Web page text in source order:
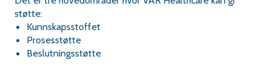
støtte:
Kunnskapsstoffet
Prosesstøtte
Beslutningsstøtte